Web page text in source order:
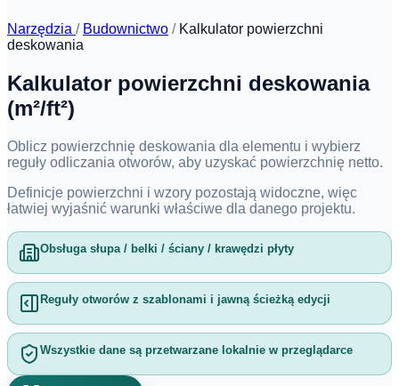
Narzędzia / Budownictwo / Kalkulator powierzchni
deskowania
Kalkulator powierzchni deskowania
(m²/ft²)
Oblicz powierzchnię deskowania dla elementu i wybierz
reguły odliczania otworów, aby uzyskać powierzchnię netto.
Definicje powierzchni i wzory pozostają widoczne, więc
łatwiej wyjaśnić warunki właściwe dla danego projektu.
Obsługa słupa / belki / ściany / krawędzi płyty
Reguły otworów z szablonami i jawną ścieżką edycji
Wszystkie dane są przetwarzane lokalnie w przeglądarce